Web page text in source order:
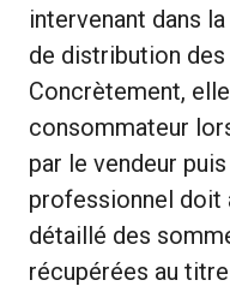
intervenant dans
de distribution
Concrètement,
consommateur
par le vendeur
professionnel doit
détaillé des
récupérées au